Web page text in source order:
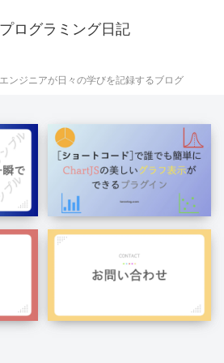
ログラミング日記
ンジニアが日々の学びを記録するブログ